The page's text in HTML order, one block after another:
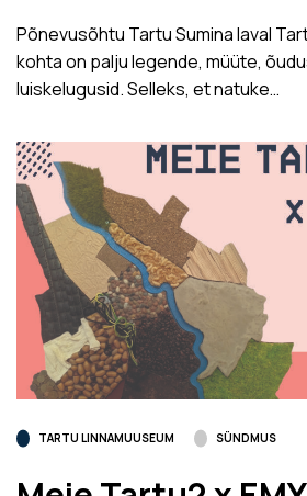
Põnevusõhtu Tartu Sumina laval
kohta on palju legende, müüte,
luiskelugusid. Selleks, et natuke…
TARTU LINNAMUUSEUM SÜNDMUS